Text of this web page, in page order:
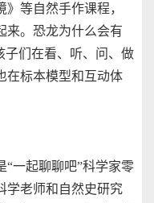
等自然手作课程，
来。恐龙为什么会有
子们在看、听、问、做
在标本模型和互动体
起聊聊吧”科学家零
学老师和自然史研究